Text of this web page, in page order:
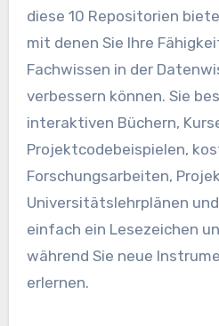
diese 10 Repositorien
mit denen Sie Ihre
Fachwissen in der
verbessern können. Sie
interaktiven Büchern,
Projektcodebeispielen,
Forschungsarbeiten,
Universitätslehrplänen
einfach ein Lesezeichen
während Sie neue
erlernen.